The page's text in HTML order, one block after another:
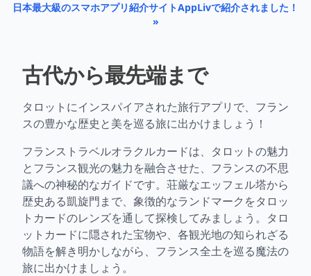
日本最大級のスマホアプリ紹介サイトAppLivで紹介されました！
»
古代から最先端まで
タロットにインスパイアされた旅行アプリで、フラン
スの豊かな歴史と美を巡る旅に出かけましょう！
フランストラベルオラクルカードは、タロットの魅力
とフランス観光の魅力を融合させた、フランスの不思
議への神秘的なガイドです。荘厳なエッフェル塔から
歴史ある凱旋門まで、象徴的なランドマークをタロッ
トカードのレンズを通して探検してみましょう。タロ
ットカードに隠された宝物や、各観光地の知られざる
物語を解き明かしながら、フランス全土を巡る魔法の
旅に出かけましょう。